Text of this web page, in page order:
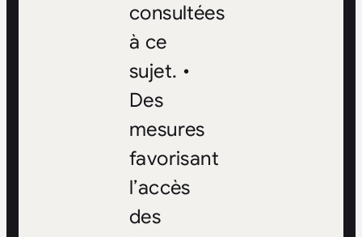
consultées
à ce
sujet. •
Des
mesures
favorisant
l’accès
des